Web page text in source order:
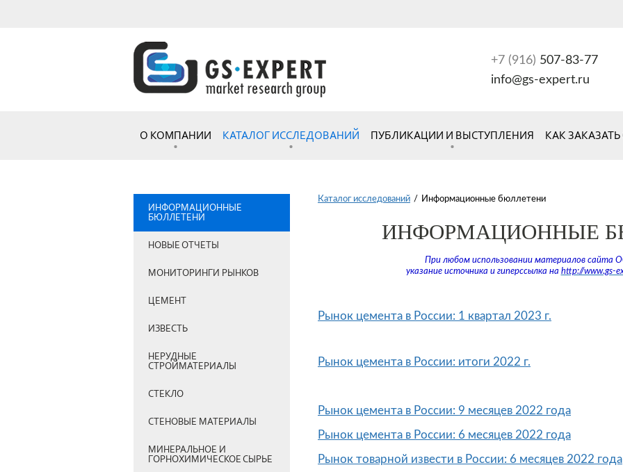
+7 (916) 507-83-77
info@gs-expert.ru
О КОМПАНИИ КАТАЛОГ ИССЛЕДОВАНИЙ ПУБЛИКАЦИИ И ВЫСТУПЛЕНИЯ КАК
ИНФОРМАЦИОННЫЕ
БЮЛЛЕТЕНИ
НОВЫЕ ОТЧЕТЫ
МОНИТОРИНГИ РЫНКОВ
ЦЕМЕНТ
ИЗВЕСТЬ
НЕРУДНЫЕ
СТРОЙМАТЕРИАЛЫ
СТЕКЛО
СТЕНОВЫЕ МАТЕРИАЛЫ
МИНЕРАЛЬНОЕ И
ГОРНОХИМИЧЕСКОЕ СЫРЬЕ
Каталог исследований / Информационные бюллетени
ИНФОРМАЦИОННЫЕ
При любом использовании материалов сайта
указание источника и гиперссылка на http://www.gs-
Рынок цемента в России: 1 квартал 2023 г.
Рынок цемента в России: итоги 2022 г.
Рынок цемента в России: 9 месяцев 2022 года
Рынок цемента в России: 6 месяцев 2022 года
Рынок товарной извести в России: 6 месяцев 2022 года